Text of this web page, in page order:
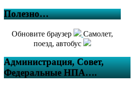
Полезно…
Обновите браузер
Самолет,
поезд, автобус
Администрация, Совет,
Федеральные НПА….